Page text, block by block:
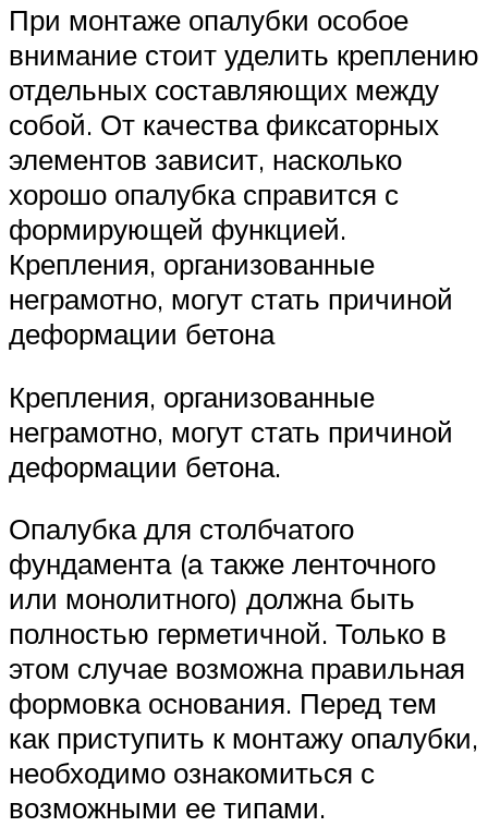
При монтаже опалубки особое
внимание стоит уделить креплению
отдельных составляющих между
собой. От качества фиксаторных
элементов зависит, насколько
хорошо опалубка справится с
формирующей функцией.
Крепления, организованные
неграмотно, могут стать причиной
деформации бетона
Крепления, организованные
неграмотно, могут стать причиной
деформации бетона.
Опалубка для столбчатого
фундамента (а также ленточного
или монолитного) должна быть
полностью герметичной. Только в
этом случае возможна правильная
формовка основания. Перед тем
как приступить к монтажу опалубки,
необходимо ознакомиться с
возможными ее типами.